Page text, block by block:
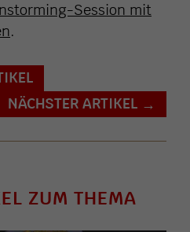
Session mit
.
NÄCHSTER ARTIKEL →
ZUM THEMA